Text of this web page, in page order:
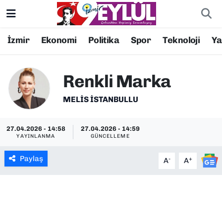
İzmir Ekonomi Politika Spor Teknoloji
Renkli Marka
MELIS İSTANBULLU
27.04.2026 - 14:58
YAYINLANMA
27.04.2026 - 14:59
GÜNCELLEME
Paylaş A- A+
Resmi İlanlar
DÜNYA
EKONOMİ
KÜLTÜR SANAT
Konak Nöbetçi Eczaneler
Konak Trafik Yoğunluk Haritası
Tüm Manşetler
Son Dakika Haberleri